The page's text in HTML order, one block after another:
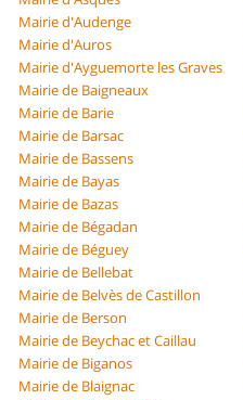
Mairie d'Audenge
Mairie d'Auros
Mairie d'Ayguemorte les Graves
Mairie de Baigneaux
Mairie de Barie
Mairie de Barsac
Mairie de Bassens
Mairie de Bayas
Mairie de Bazas
Mairie de Bégadan
Mairie de Béguey
Mairie de Bellebat
Mairie de Belvès de Castillon
Mairie de Berson
Mairie de Beychac et Caillau
Mairie de Biganos
Mairie de Blaignac